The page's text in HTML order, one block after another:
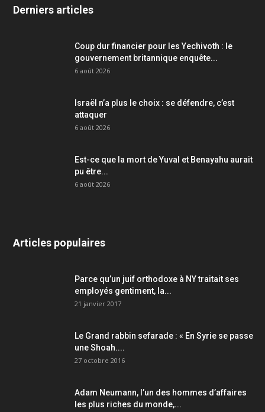
Derniers articles
Coup dur financier pour les Yechivoth : le
gouvernement britannique enquête...
6 août 2026
Israël n’a plus le choix : se défendre, c’est
attaquer
6 août 2026
Est-ce que la mort de Yuval et Benayahu aurait
pu être...
6 août 2026
Articles populaires
Parce qu’un juif orthodoxe à NY traitait ses
employés gentiment, la...
21 janvier 2017
Le Grand rabbin sefarade : « En Syrie se passe
une Shoah....
27 octobre 2016
Adam Neumann, l’un des hommes d’affaires
les plus riches du monde,...